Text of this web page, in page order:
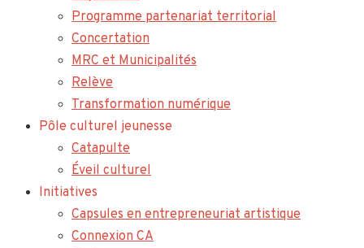
Programme partenariat territorial
Concertation
MRC et Municipalités
Relève
Transformation numérique
Pôle culturel jeunesse
Catapulte
Éveil culturel
Initiatives
Capsules en entrepreneuriat artistique
Connexion CA